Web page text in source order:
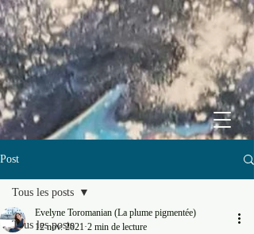
Post
Tous les posts
Tous les posts
Evelyne Toromanian (La plume pigmentée)
12 nov. 2021 2 min de lecture